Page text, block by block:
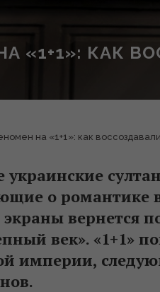
«1+1»: КАК
на «1+1»: как
о романтике
вернется
век». «1+1»
империи,